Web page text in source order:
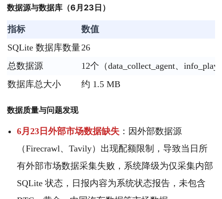
数据源与数据库（6月23日）
指标
数值
SQLite 数据库数量26
总数据源
12个（data_collect_agent、
数据库总大小
约 1.5 MB
数据质量与问题发现
6月23日外部市场数据缺失 ：因外部数据源
（Firecrawl、Tavily）出现配额限制，导致当日所
有外部市场数据采集失败，系统降级为仅采集内部
SQLite 状态，日报内容为系统状态报告，未包含